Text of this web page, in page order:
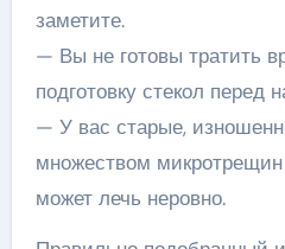
заметите.
— Вы не готовы тратить
подготовку стекол перед
— У вас старые,
множеством
может лечь неровно.